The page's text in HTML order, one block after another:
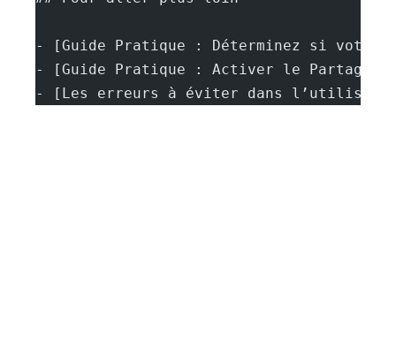
- [Guide Pratique : Déterminez si votre
- [Guide Pratique : Activer le Partage de
- [Les erreurs à éviter dans